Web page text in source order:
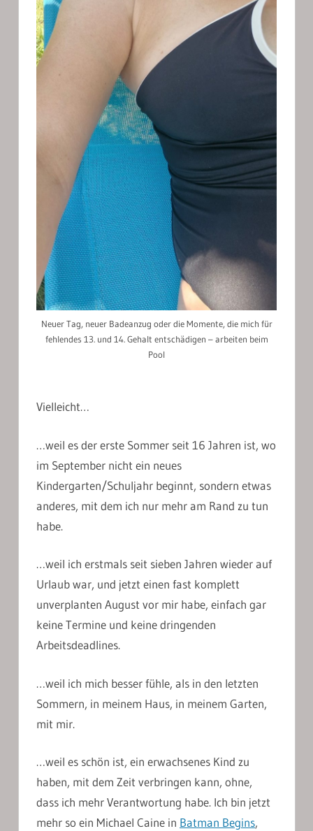
Neuer Tag, neuer Badeanzug oder die Momente, die mich für
fehlendes 13. und 14. Gehalt entschädigen – arbeiten beim
Pool
Vielleicht…
…weil es der erste Sommer seit 16 Jahren ist, wo
im September nicht ein neues
Kindergarten/Schuljahr beginnt, sondern etwas
anderes, mit dem ich nur mehr am Rand zu tun
habe.
…weil ich erstmals seit sieben Jahren wieder auf
Urlaub war, und jetzt einen fast komplett
unverplanten August vor mir habe, einfach gar
keine Termine und keine dringenden
Arbeitsdeadlines.
…weil ich mich besser fühle, als in den letzten
Sommern, in meinem Haus, in meinem Garten,
mit mir.
…weil es schön ist, ein erwachsenes Kind zu
haben, mit dem Zeit verbringen kann, ohne,
dass ich mehr Verantwortung habe. Ich bin jetzt
mehr so ein Michael Caine in Batman Begins,